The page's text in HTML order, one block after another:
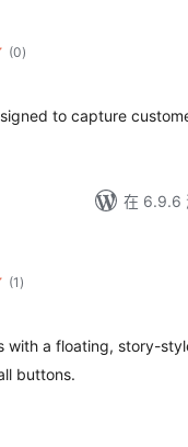
(0總
評)
to capture
在 6.9.6
(1 總
評)
with a floating, story-
buttons.